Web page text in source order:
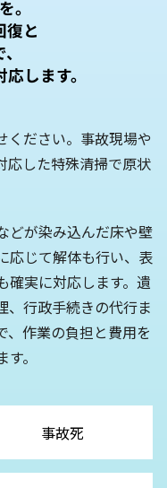
。
復と
します。
ください。事故現場や
応した特殊清掃で原状
どが染み込んだ床や壁
応じて解体も行い、表
確実に対応します。遺
、行政手続きの代行ま
、作業の負担と費用を
。
事故死